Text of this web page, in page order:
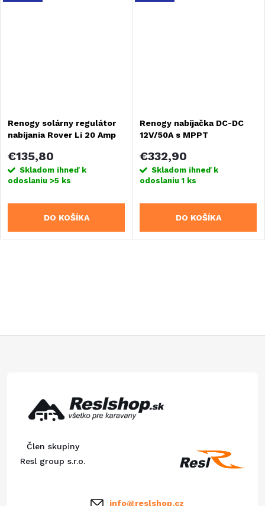
Renogy solárny regulátor
nabíjania Rover Li 20 Amp
€135,80
Skladom ihneď k
odoslaniu >5 ks
DO KOŠÍKA
Renogy nabíjačka DC-DC
12V/50A s MPPT
€332,90
Skladom ihneď k
odoslaniu1 ks
DO KOŠÍKA
Člen skupiny
Resl group s.r.o.
info@reslshop.cz